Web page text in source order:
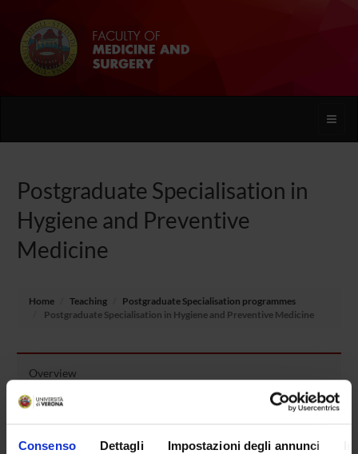
Consenso Dettagli Impostazioni degli annunci
Toggle
Postgraduate Specialisation in
Hygiene and Preventive
Medicine
Home Teaching
Postgraduate Specialisation programmes
Postgraduate Specialisation in Hygiene and Preventive Medicine
Overview
Enrolment Procedures and Admission Requirements